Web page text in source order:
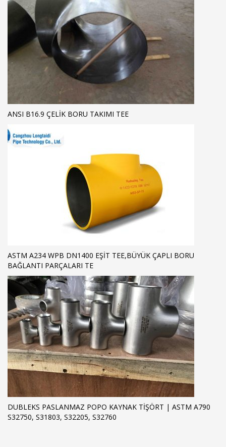
ANSI B16.9 ÇELIK BORU TAKIMI TEE
ASTM A234 WPB DN1400 EŞIT TEE,BÜYÜK ÇAPLI BORU
BAĞLANTI PARÇALARI TE
DUBLEKS PASLANMAZ POPO KAYNAK TIŞÖRT | ASTM A790
S32750, S31803, S32205, S32760